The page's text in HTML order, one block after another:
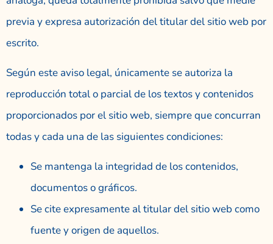
previa y expresa autorización del titular del sitio web por
escrito.
Según este aviso legal, únicamente se autoriza la
reproducción total o parcial de los textos y contenidos
proporcionados por el sitio web, siempre que concurran
todas y cada una de las siguientes condiciones:
Se mantenga la integridad de los contenidos,
documentos o gráficos.
Se cite expresamente al titular del sitio web como
fuente y origen de aquellos.